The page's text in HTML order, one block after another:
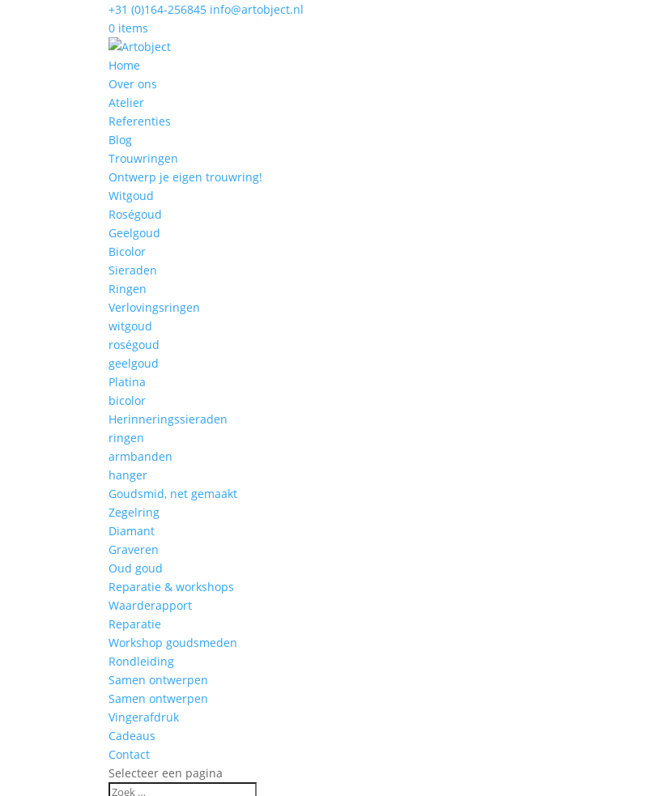
+31 (0)164-256845 info@artobject.nl
0 items
Home
Over ons
Atelier
Referenties
Blog
Trouwringen
Ontwerp je eigen trouwring!
Witgoud
Roségoud
Geelgoud
Bicolor
Sieraden
Ringen
Verlovingsringen
witgoud
roségoud
geelgoud
Platina
bicolor
Herinneringssieraden
ringen
armbanden
hanger
Goudsmid, net gemaakt
Zegelring
Diamant
Graveren
Oud goud
Reparatie & workshops
Waarderapport
Reparatie
Workshop goudsmeden
Rondleiding
Samen ontwerpen
Samen ontwerpen
Vingerafdruk
Cadeaus
Contact
Selecteer een pagina